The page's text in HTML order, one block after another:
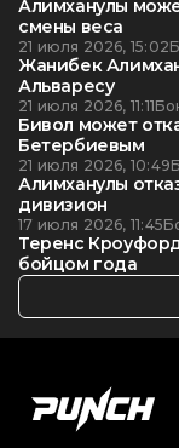
Алимханулы
смены веса
21 июля 2026, 15:02
Жанибек
Альваресу
21 июля 2026, 11:11
Бивол может
Бетербиевым
21 июля 2026, 10:49
Алимханулы
дивизион
17 июля 2026, 11:45
Теренс
бойцом года